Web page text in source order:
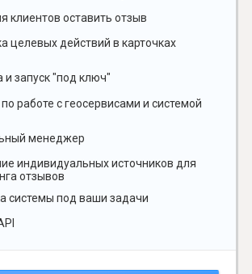
клиентов оставить отзыв
целевых действий в карточках
и запуск "под ключ"
работе с геосервисами и системой
менеджер
индивидуальных источников для
отзывов
системы под ваши задачи